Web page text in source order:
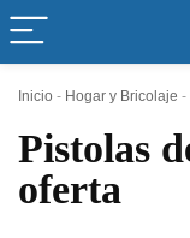
Inicio - Hogar y Bricolaje -
Pistolas
oferta